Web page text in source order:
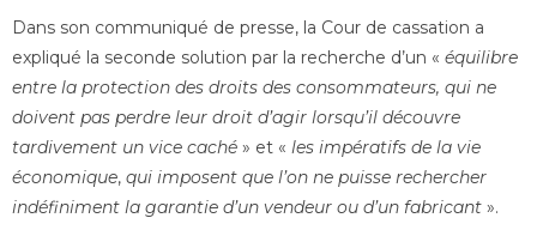
Dans son communiqué de presse, la Cour de cassation a
expliqué la seconde solution par la recherche d’un « équilibre
entre la protection des droits des consommateurs, qui ne
doivent pas perdre leur droit d’agir lorsqu’il découvre
tardivement un vice caché » et « les impératifs de la vie
économique, qui imposent que l’on ne puisse rechercher
indéfiniment la garantie d’un vendeur ou d’un fabricant ».